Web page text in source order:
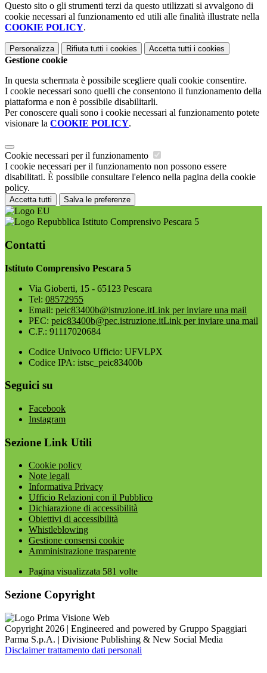
Questo sito o gli strumenti terzi da questo utilizzati si avvalgono di
cookie necessari al funzionamento ed utili alle finalità illustrate nella
COOKIE POLICY.
Personalizza Rifiuta tutti i cookies Accetta tutti i cookies
Gestione cookie
In questa schermata è possibile scegliere quali cookie consentire.
I cookie necessari sono quelli che consentono il funzionamento della
piattaforma e non è possibile disabilitarli.
Per conoscere quali sono i cookie necessari al funzionamento potete
visionare la COOKIE POLICY.
Cookie necessari per il funzionamento
I cookie necessari per il funzionamento non possono essere
disabilitati. È possibile consultare l'elenco nella pagina della cookie
policy.
Accetta tutti Salva le preferenze
Istituto Comprensivo Pescara 5
Contatti
Istituto Comprensivo Pescara 5
Via Gioberti, 15 - 65123 Pescara
Tel: 08572955
Email: peic83400b@istruzione.itLink per inviare una mail
PEC: peic83400b@pec.istruzione.itLink per inviare una mail
C.F.: 91117020684
Codice Univoco Ufficio: UFVLPX
Codice IPA: istsc_peic83400b
Seguici su
Facebook
Instagram
Sezione Link Utili
Cookie policy
Note legali
Informativa Privacy
Ufficio Relazioni con il Pubblico
Dichiarazione di accessibilità
Obiettivi di accessibilità
Whistleblowing
Gestione consensi cookie
Amministrazione trasparente
Pagina visualizzata 581 volte
Sezione Copyright
Copyright 2026 | Engineered and powered by Gruppo Spaggiari
Parma S.p.A. | Divisione Publishing & New Social Media
Disclaimer trattamento dati personali